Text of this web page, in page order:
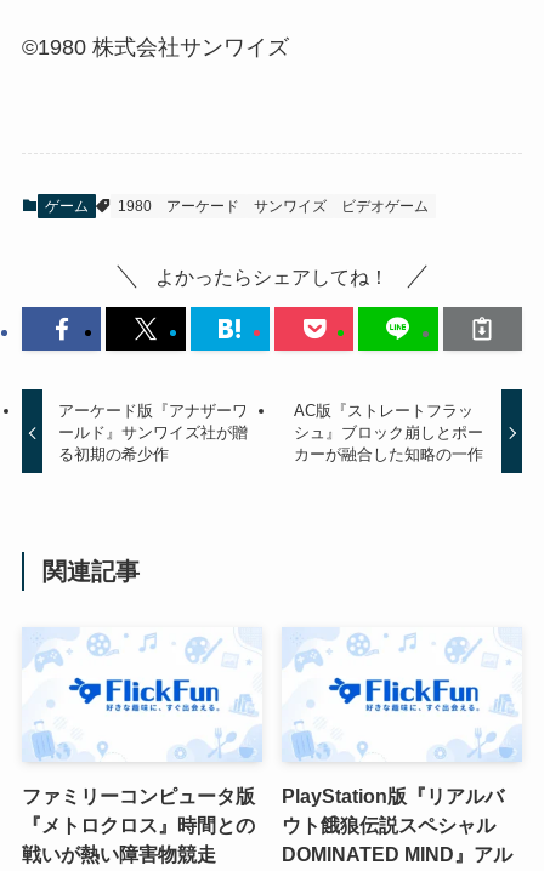
©1980 株式会社サンワイズ
ゲーム 1980 アーケード サンワイズ ビデオゲーム
よかったらシェアしてね！
アーケード版『アナザーワ
ールド』サンワイズ社が贈
る初期の希少作
AC版『ストレートフラッ
シュ』ブロック崩しとポー
カーが融合した知略の一作
関連記事
ファミリーコンピュータ版
『メトロクロス』時間との
戦いが熱い障害物競走
PlayStation版『リアルバ
ウト餓狼伝説スペシャル
DOMINATED MIND』アル